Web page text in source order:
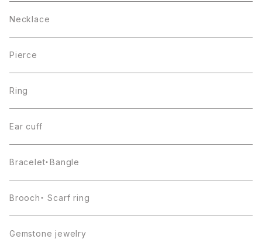
Necklace
Pierce
Ring
Ear cuff
Bracelet・Bangle
Brooch・ Scarf ring
Gemstone jewelry